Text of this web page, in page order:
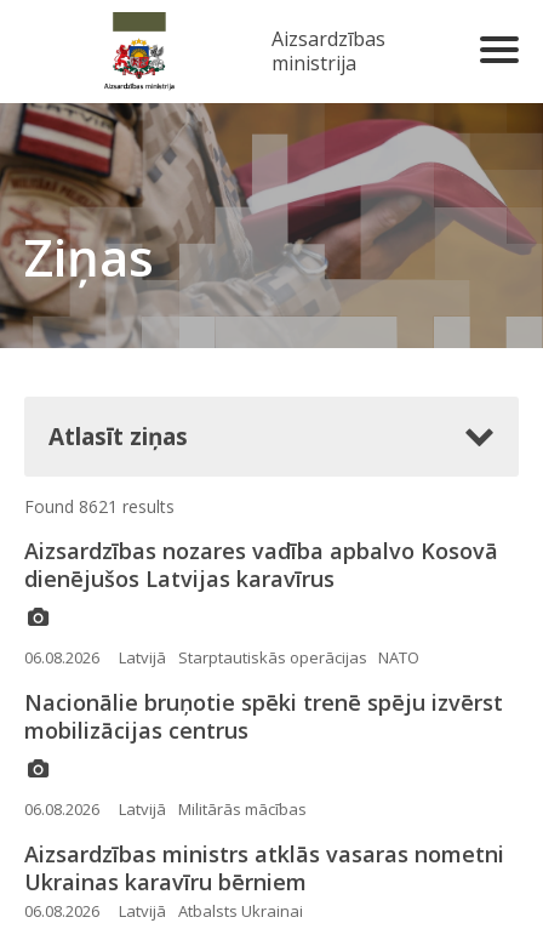
Aizsardzības
ministrija
Ziņas
Atlasīt ziņas
Found 8621 results
Aizsardzības nozares vadība apbalvo Kosovā
dienējušos Latvijas karavīrus
06.08.2026 Latvijā Starptautiskās operācijas NATO
Nacionālie bruņotie spēki trenē spēju izvērst
mobilizācijas centrus
06.08.2026 Latvijā Militārās mācības
Aizsardzības ministrs atklās vasaras nometni
Ukrainas karavīru bērniem
06.08.2026 Latvijā Atbalsts Ukrainai